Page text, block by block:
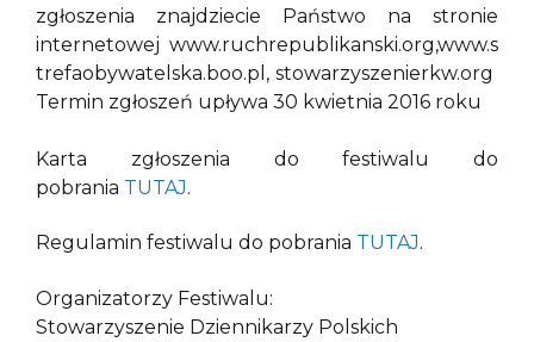
zgłoszenia znajdziecie Państwo na stronie
internetowej www.ruchrepublikanski.org,www.s
trefaobywatelska.boo.pl, stowarzyszenierkw.org
Termin zgłoszeń upływa 30 kwietnia 2016 roku
Karta zgłoszenia do festiwalu do
pobrania TUTAJ.
Regulamin festiwalu do pobrania TUTAJ.
Organizatorzy Festiwalu:
Stowarzyszenie Dziennikarzy Polskich